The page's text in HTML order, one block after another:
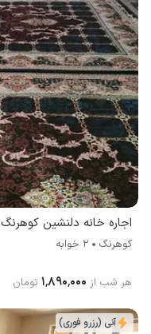
اجاره خانه دلنشین کوهرنگ
کوهرنگ 2 خوابه
هر شب از ۱٬۸۹۰٬۰۰۰ تومان
آنی (رزرو فوری)